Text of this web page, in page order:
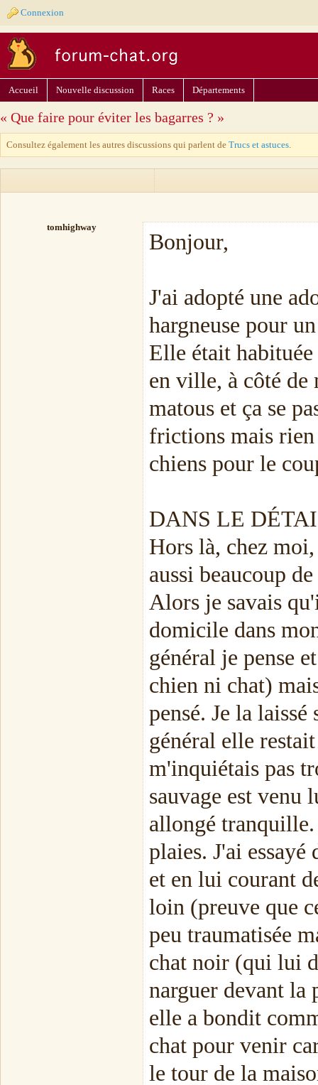
Connexion
Accueil Nouvelle discussion Races Départements
« Que faire pour éviter les bagarres ? »
Consultez également les autres discussions qui parlent de Trucs et astuces.
tomhighway
Bonjour,
J'ai adopté une
hargneuse pour
Elle était
en ville, à côté de
matous et ça se
frictions mais
chiens pour le
DANS LE
Hors là, chez
aussi beaucoup
Alors je savais
domicile dans
général je pense
chien ni chat)
pensé. Je la
général elle
m'inquiétais pas
sauvage est venu
allongé
plaies. J'ai
et en lui courant
loin (preuve que
peu traumatisée
chat noir (qui lui
narguer devant la
elle a bondit
chat pour venir
le tour de la